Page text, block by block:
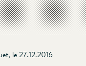
le 27.12.2016